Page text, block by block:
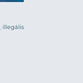
illegális